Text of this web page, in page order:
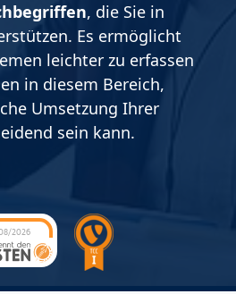
, die Sie in
Es ermöglicht
leichter zu erfassen
in diesem Bereich,
Umsetzung Ihrer
sein kann.
2026